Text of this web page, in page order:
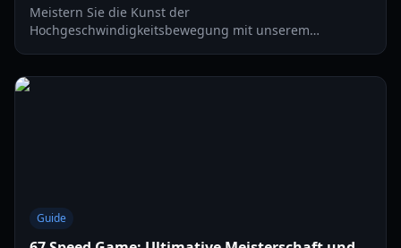
Meistern Sie die Kunst der
Hochgeschwindigkeitsbewegung mit unserem
Guide